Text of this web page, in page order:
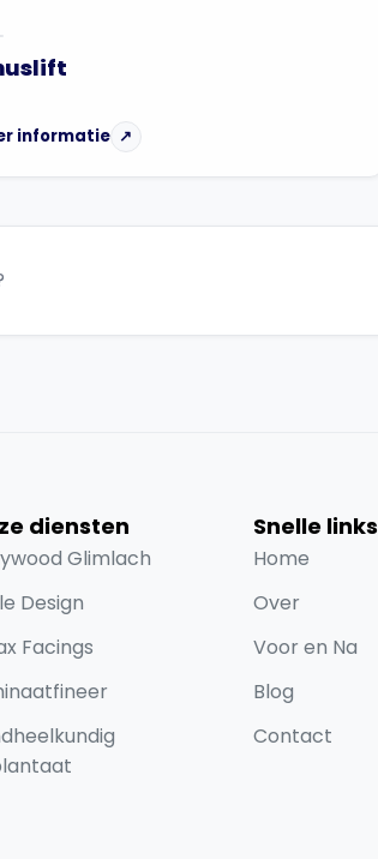
informatie ↗
diensten
Glimlach
Design
Facings
Snelle links
Home
Over
Voor en Na
Blog
Contact